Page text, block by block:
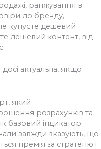
ранжування в
до бренду,
купуєте дешевий
дешевий контент, від
досі актуальна, якщо
який
розрахунків та
базовий індикатор
завжди вказують, що
премія за стратегію і